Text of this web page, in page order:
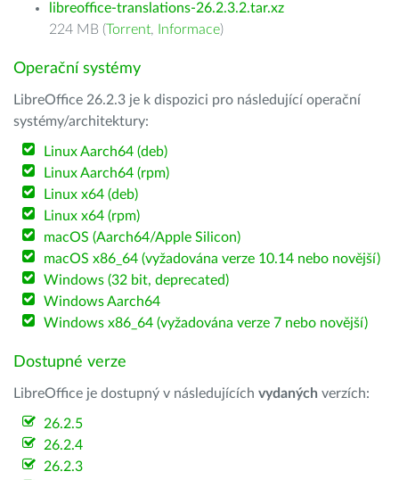
libreoffice-translations-26.2.3.2.tar.xz
224 MB (Torrent, Informace)
Operační systémy
LibreOffice 26.2.3 je k dispozici pro následující operační
systémy/architektury:
Linux Aarch64 (deb)
Linux Aarch64 (rpm)
Linux x64 (deb)
Linux x64 (rpm)
macOS (Aarch64/Apple Silicon)
macOS x86_64 (vyžadována verze 10.14 nebo novější)
Windows (32 bit, deprecated)
Windows Aarch64
Windows x86_64 (vyžadována verze 7 nebo novější)
Dostupné verze
LibreOffice je dostupný v následujících vydaných verzích:
26.2.5
26.2.4
26.2.3